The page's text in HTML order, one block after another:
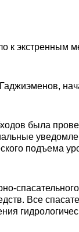
к экстренным
была
подъема
Все